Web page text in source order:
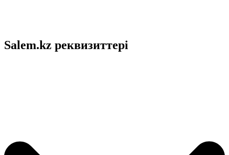
Salem.kz реквизиттері